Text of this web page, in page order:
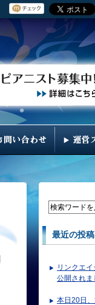
最近の投稿
リンクエ
公開されま
本日20日